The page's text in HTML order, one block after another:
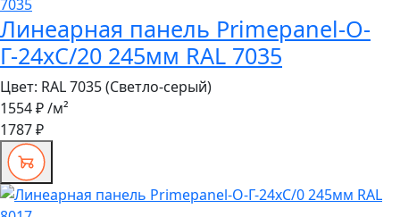
Линеарная панель Primepanel-О-
Г-24хС/20 245мм RAL 7035
Цвет: RAL 7035 (Светло-серый)
1554 ₽/м²
1787 ₽